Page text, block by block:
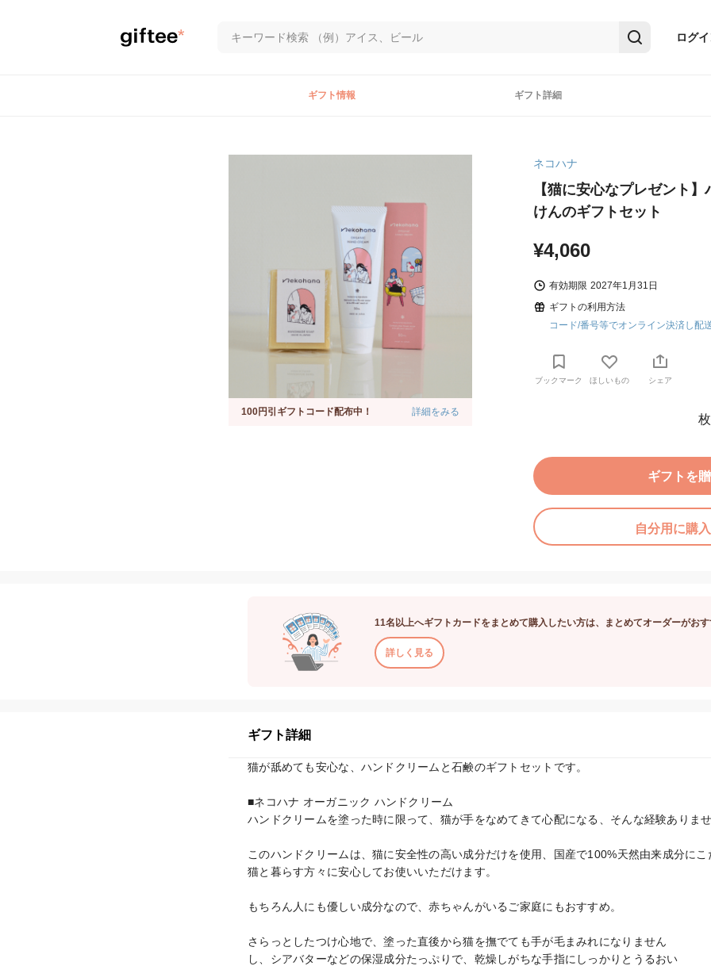
ログ
ギフト情報 ギフト詳細
100円引ギフトコード配布中！ 詳細をみる
ネコハナ
【猫に安心なプレゼント
けんのギフトセット
¥4,060
有効期限 2027年1月31日
ギフトの利用方法
コード/番号等でオンライン決済し配
ブックマーク ほしいもの シェア
ギフトを
自分用に購
11名以上へギフトカードをまとめて購入したい方は、まとめてオーダーがおす
詳しく見る
ギフト詳細
猫が舐めても安心な、ハンドクリームと石鹸のギフトセットです。
■ネコハナ オーガニック ハンドクリーム
ハンドクリームを塗った時に限って、猫が手をなめてきて心配になる、そんな経験ありま
このハンドクリームは、猫に安全性の高い成分だけを使用、国産で100%天然由来成分にこ
猫と暮らす方々に安心してお使いいただけます。
もちろん人にも優しい成分なので、赤ちゃんがいるご家庭にもおすすめ。
さらっとしたつけ心地で、塗った直後から猫を撫でても手が毛まみれになりません
し、シアバターなどの保湿成分たっぷりで、乾燥しがちな手指にしっかりとうるおい